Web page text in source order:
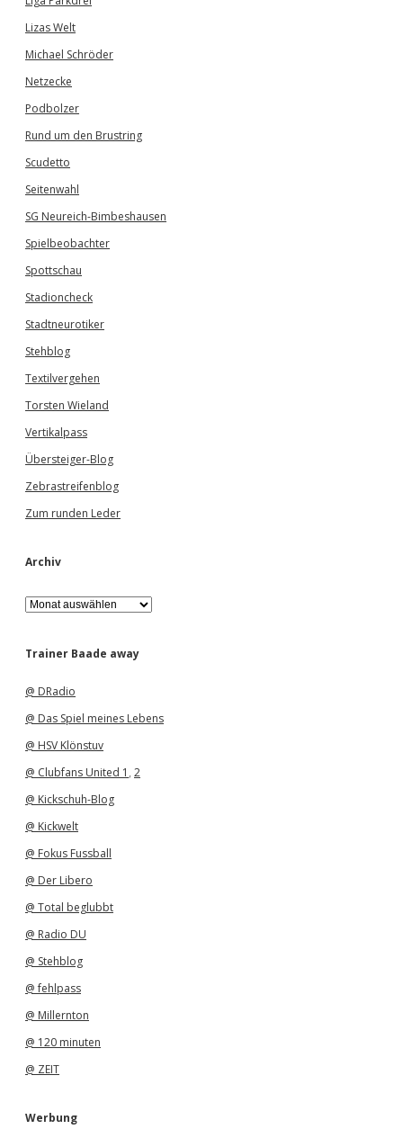
Lizas Welt
Michael Schröder
Netzecke
Podbolzer
Rund um den Brustring
Scudetto
Seitenwahl
SG Neureich-Bimbeshausen
Spielbeobachter
Spottschau
Stadioncheck
Stadtneurotiker
Stehblog
Textilvergehen
Torsten Wieland
Vertikalpass
Übersteiger-Blog
Zebrastreifenblog
Zum runden Leder
Archiv
A
r
h
Trainer Baade away
@ DRadio
@ Das Spiel meines Lebens
@ HSV Klönstuv
@ Clubfans United 1 , 2
@ Kickschuh-Blog
@ Kickwelt
@ Fokus Fussball
@ Der Libero
@ Total beglubbt
@ Radio DU
@ Stehblog
@ fehlpass
@ Millernton
@ 120 minuten
@ ZEIT
Werbung